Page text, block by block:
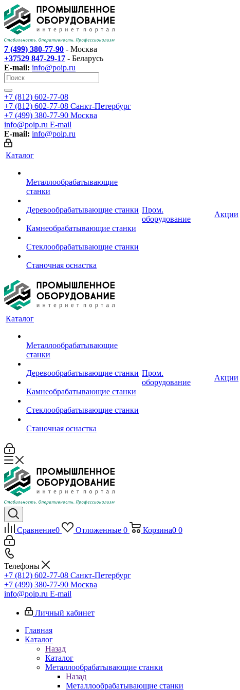
7 (499) 380-77-90 - Москва
+37529 847-29-17 - Беларусь
E-mail: info@poip.ru
+7 (812) 602-77-08
+7 (812) 602-77-08 Санкт-Петербург
+7 (499) 380-77-90 Москва
info@poip.ru E-mail
E-mail: info@poip.ru
Каталог
Металлообрабатывающие
станки
Деревообрабатывающие станки
Камнеобрабатывающие станки
Стеклообрабатывающие станки
Станочная оснастка
Пром.
оборудование
Акции
Каталог
Металлообрабатывающие
станки
Деревообрабатывающие станки
Камнеобрабатывающие станки
Стеклообрабатывающие станки
Станочная оснастка
Пром.
оборудование
Акции
Сравнение0 Отложенные 0 Корзина0 0
Телефоны
+7 (812) 602-77-08 Санкт-Петербург
+7 (499) 380-77-90 Москва
info@poip.ru E-mail
Личный кабинет
Главная
Каталог
Назад
Каталог
Металлообрабатывающие станки
Назад
Металлообрабатывающие станки